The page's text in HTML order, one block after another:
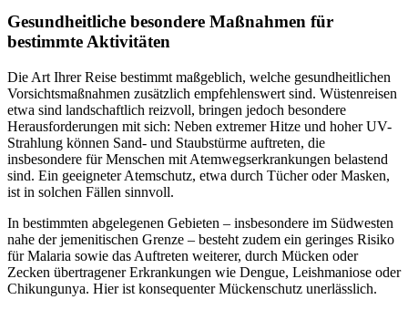
Gesundheitliche besondere Maßnahmen für
bestimmte Aktivitäten
Die Art Ihrer Reise bestimmt maßgeblich, welche gesundheitlichen
Vorsichtsmaßnahmen zusätzlich empfehlenswert sind. Wüstenreisen
etwa sind landschaftlich reizvoll, bringen jedoch besondere
Herausforderungen mit sich: Neben extremer Hitze und hoher UV-
Strahlung können Sand- und Staubstürme auftreten, die
insbesondere für Menschen mit Atemwegserkrankungen belastend
sind. Ein geeigneter Atemschutz, etwa durch Tücher oder Masken,
ist in solchen Fällen sinnvoll.
In bestimmten abgelegenen Gebieten – insbesondere im Südwesten
nahe der jemenitischen Grenze – besteht zudem ein geringes Risiko
für Malaria sowie das Auftreten weiterer, durch Mücken oder
Zecken übertragener Erkrankungen wie Dengue, Leishmaniose oder
Chikungunya. Hier ist konsequenter Mückenschutz unerlässlich.